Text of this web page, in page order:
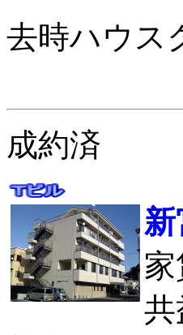
去時ハウス
成約済